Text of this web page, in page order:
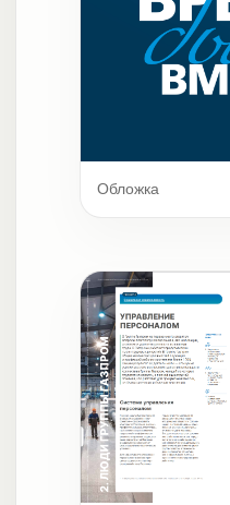
Обложка